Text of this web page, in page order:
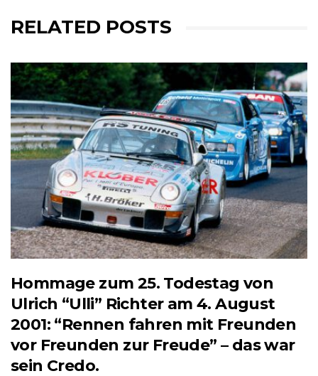
RELATED POSTS
Hommage zum 25. Todestag von
Ulrich “Ulli” Richter am 4. August
2001: “Rennen fahren mit Freunden
vor Freunden zur Freude” – das war
sein Credo.